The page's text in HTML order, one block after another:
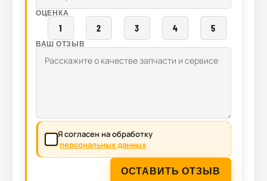
ОЦЕНКА
1 2 3 4 5
ВАШ ОТЗЫВ
Я согласен на обработку
персональных данных
ОСТАВИТЬ ОТЗЫВ